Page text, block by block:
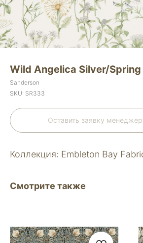
Wild Angelica Silver/Spring
Sanderson
SKU: SR333
Оставить заявку
Коллекция: Embleton Bay
Смотрите также